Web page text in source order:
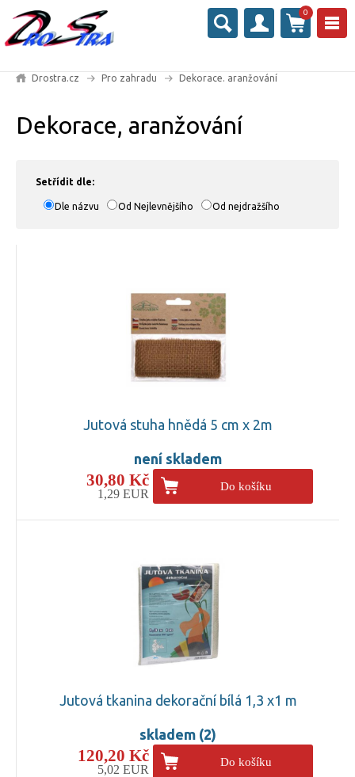
0
Drostra.cz Pro zahradu Dekorace. aranžování
Dekorace, aranžování
Setřídit dle:
Dle názvu Od Nejlevnějšího Od nejdražšího
Jutová stuha hnědá 5 cm x 2m
není skladem
30,80 Kč
1,29 EUR
Do košíku
Jutová tkanina dekorační bílá 1,3 x1 m
skladem (2)
120,20 Kč
5,02 EUR
Do košíku